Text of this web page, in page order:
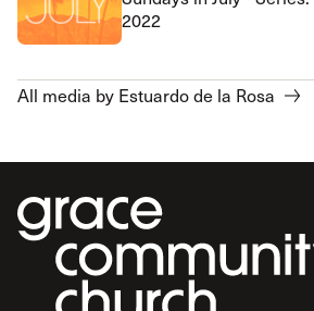
2022
All media by Estuardo de la Rosa